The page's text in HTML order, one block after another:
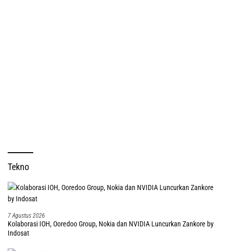
Tekno
7 Agustus 2026
Kolaborasi IOH, Ooredoo Group, Nokia dan NVIDIA Luncurkan Zankore by
Indosat